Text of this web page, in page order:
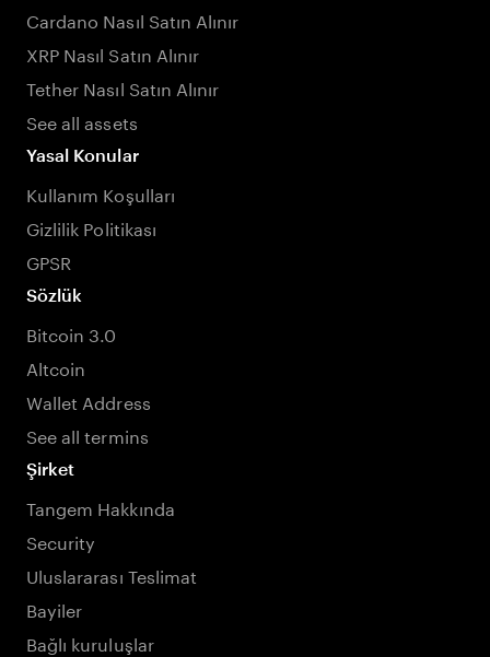
Cardano Nasıl Satın Alınır
XRP Nasıl Satın Alınır
Tether Nasıl Satın Alınır
See all assets
Yasal Konular
Kullanım Koşulları
Gizlilik Politikası
GPSR
Sözlük
Bitcoin 3.0
Altcoin
Wallet Address
See all termins
Şirket
Tangem Hakkında
Security
Uluslararası Teslimat
Bayiler
Bağlı kuruluşlar